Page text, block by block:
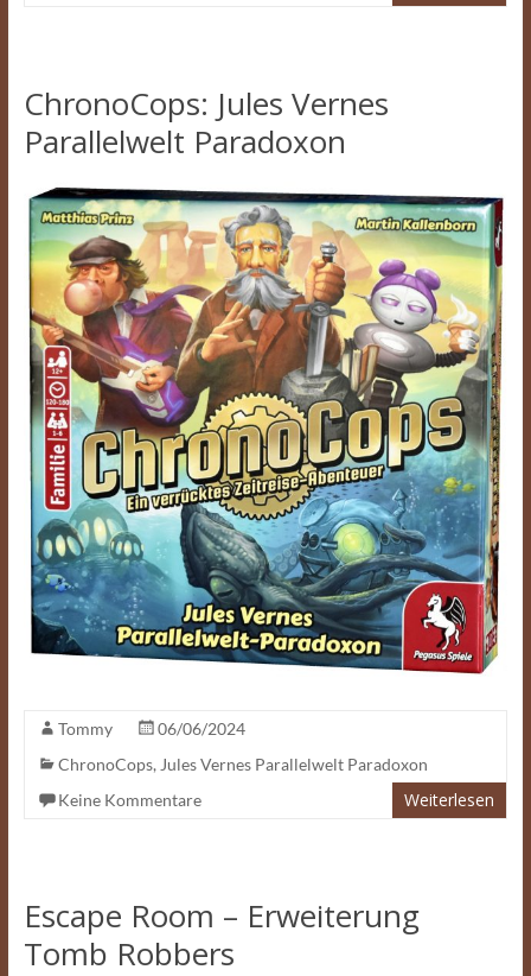
ChronoCops: Jules Vernes
Parallelwelt Paradoxon
Tommy
06/06/2024
ChronoCops, Jules Vernes Parallelwelt Paradoxon
Keine Kommentare
Weiterlesen
Escape Room – Erweiterung
Tomb Robbers